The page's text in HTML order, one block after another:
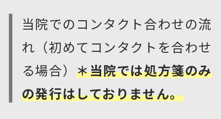
当院でのコンタクト合わせの流
れ（初めてコンタクトを合わせ
る場合） ＊当院では処方箋のみ
の発行はしておりません。